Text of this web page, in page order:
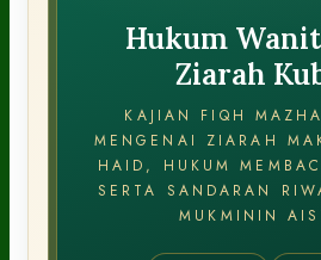
Hukum
Ziarah
KAJIAN FIQH
MENGENAI ZIARAH
HAID, HUKUM
SERTA SANDARAN
MUKMININ